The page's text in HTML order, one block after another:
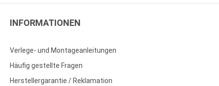
INFORMATIONEN
Verlege- und Montageanleitungen
Häufig gestellte Fragen
Herstellergarantie / Reklamation